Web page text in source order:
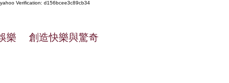
yahoo Verification: d156bcee3c89cb34
樂 創造快樂與驚奇